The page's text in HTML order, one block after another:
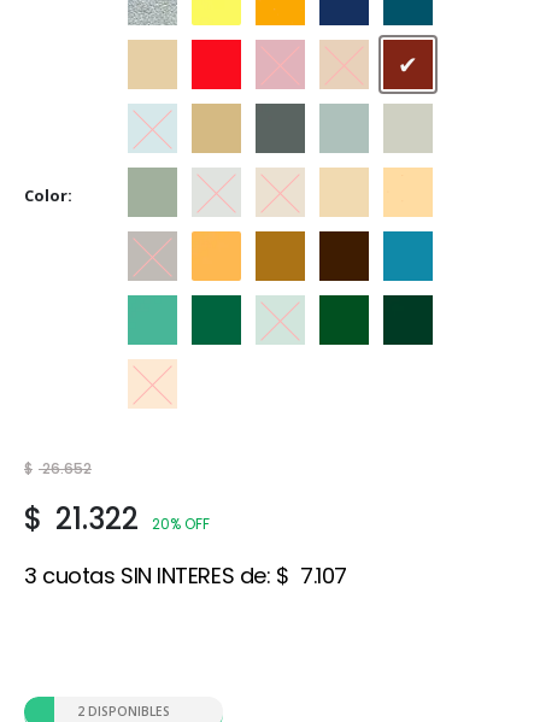
Color
Aluminio
BermellónCarmín CastañoCedro
Celeste
Gris PerlaGris VisónMarfil
Marrón
Verde Esmeralda
Verde Ilusión
Vicuña
$ 26.652
$ 21.322 20% OFF
3 cuotas SIN INTERES de: $ 7.107
2 DISPONIBLES